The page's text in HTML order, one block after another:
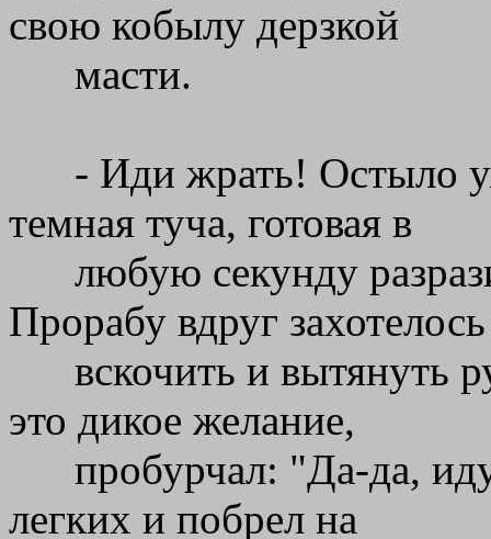
свою кобылу дерзкой
масти.
- Иди жрать! Остыло
темная туча, готовая в
любую секунду
Прорабу вдруг захотелось
вскочить и вытянуть
это дикое желание,
пробурчал: "Да-да,
легких и побрел на